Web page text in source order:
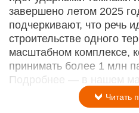
завершено летом 2025
подчеркивают, что речь
строительстве одного
масштабном комплексе,
принимать более 1 млн
Подробнее — в нашем
Читать